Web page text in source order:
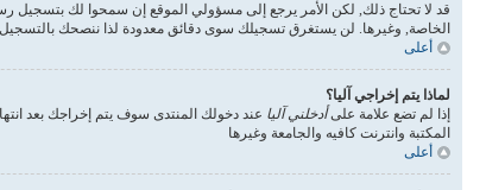
قد لا تحتاج ذلك, لكن الأمر يرجع إلى مسؤولي الموقع إن سمحوا لك
الخاصة, وغيرها. لن يستغرق تسجيلك سوى دقائق معدودة لذا ننصحك بالتسجيل
أعلى
لماذا يتم إخراجي آليا؟
إذا لم تضع علامة علىأدخلني آليا عند دخولك المنتدى سوف يتم إخراجك بعد
المكتبة وانترنت كافيه والجامعة وغيرها
أعلى